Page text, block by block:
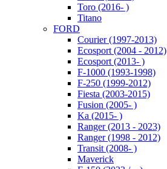
Toro (2016- )
Titano
FORD
Courier (1997-2013)
Ecosport (2004 - 2012)
Ecosport (2013- )
F-1000 (1993-1998)
F-250 (1999-2012)
Fiesta (2003-2015)
Fusion (2005- )
Ka (2015- )
Ranger (2013 - 2023)
Ranger (1998 - 2012)
Transit (2008- )
Maverick